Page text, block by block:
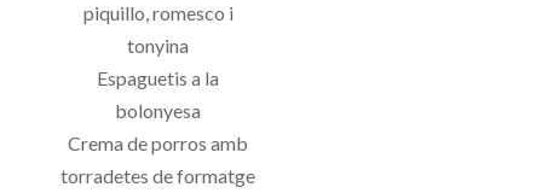
piquillo, romesco i
tonyina
Espaguetis a la
bolonyesa
Crema de porros amb
torradetes de formatge